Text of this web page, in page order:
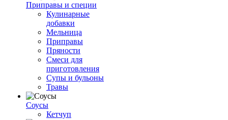
Приправы и специи
Кулинарные
добавки
Мельница
Приправы
Пряности
Смеси для
приготовления
Супы и бульоны
Травы
Соусы
Кетчуп